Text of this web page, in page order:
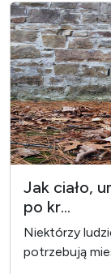
Jak ciało,
po kr...
Niektórzy
potrzebują